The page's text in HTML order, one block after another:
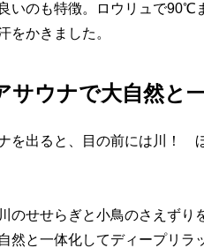
いのも特徴。ロウリュで90℃
をかきました。
サウナで大自然と
を出ると、目の前には川！
せせらぎと小鳥のさえずり
然と一体化してディープリラ